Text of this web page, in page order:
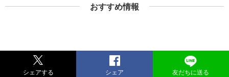
おすすめ情報
シェアする シェア 友だちに送る